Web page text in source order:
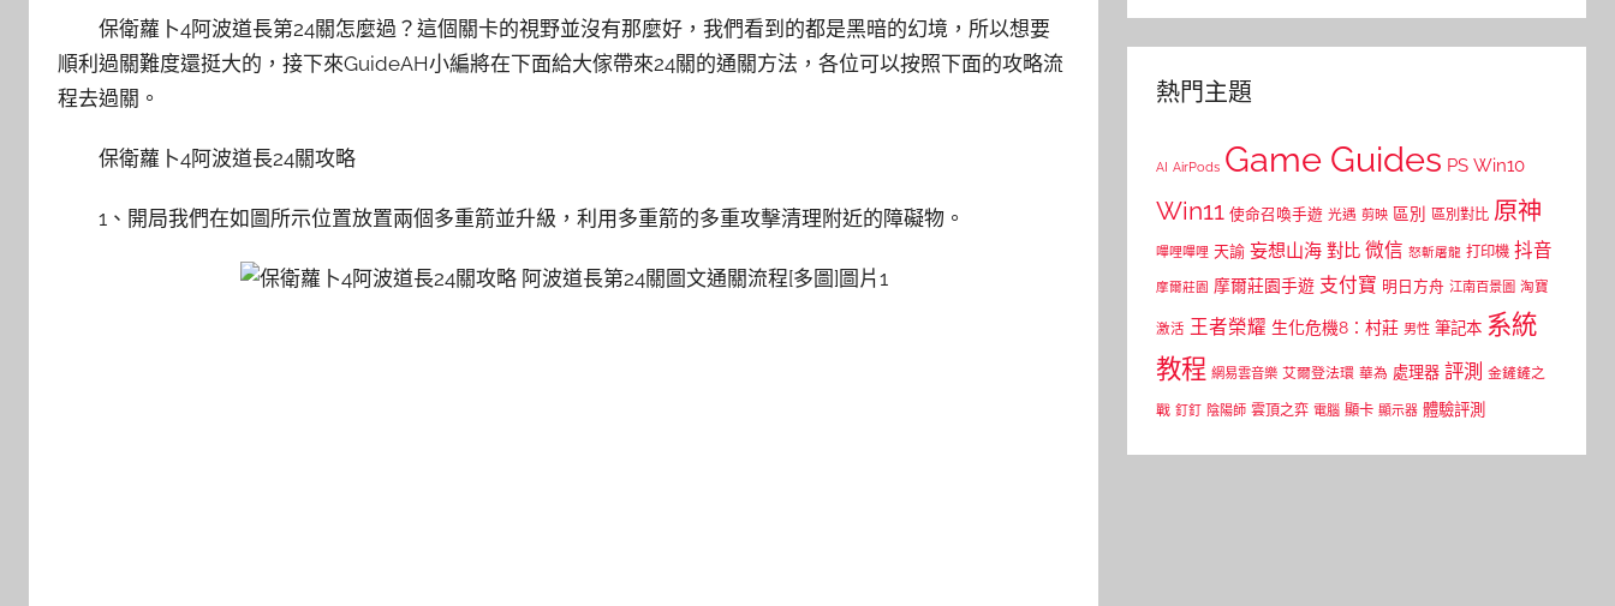
保衛蘿卜4阿波道長第24關怎麼過？這個關卡的視野並沒有那麼好，我們看到的都是黑暗的幻境，所以想要
順利過關難度還挺大的，接下來GuideAH小編將在下面給大傢帶來24關的通關方法，各位可以按照下面的攻略流
程去過關。
保衛蘿卜4阿波道長24關攻略
1、開局我們在如圖所示位置放置兩個多重箭並升級，利用多重箭的多重攻擊清理附近的障礙物。
熱門主題
AI AirPods Game Guides PS Win10
Win11 使命召喚手遊 光遇 剪映 區別 區別對比 原神
嗶哩嗶哩 天諭 妄想山海 對比 微信 怒斬屠龍 打印機 抖音
摩爾莊園 摩爾莊園手遊 支付寶 明日方舟 江南百景圖 淘寶
激活 王者榮耀 生化危機8：村莊 男性 筆記本 系統
教程 網易雲音樂 艾爾登法環 華為 處理器 評測 金鏟鏟之
戰 釘釘 陰陽師 雲頂之弈 電腦 顯卡 顯示器 體驗評測